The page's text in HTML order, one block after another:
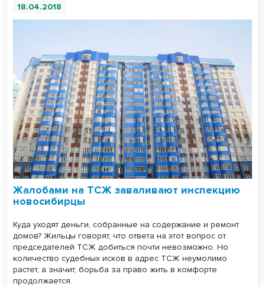
18.04.2018
Жалобами на ТСЖ заваливают инспекцию
новосибирцы
Куда уходят деньги, собранные на содер­жание и ремонт
домов? Жильцы говорят, что ответа на этот вопрос от
председателей ТСЖ добиться почти невозможно. Но
количество судебных исков в адрес ТСЖ неумолимо
растет, а значит, борьба за право жить в комфорте
продолжается.